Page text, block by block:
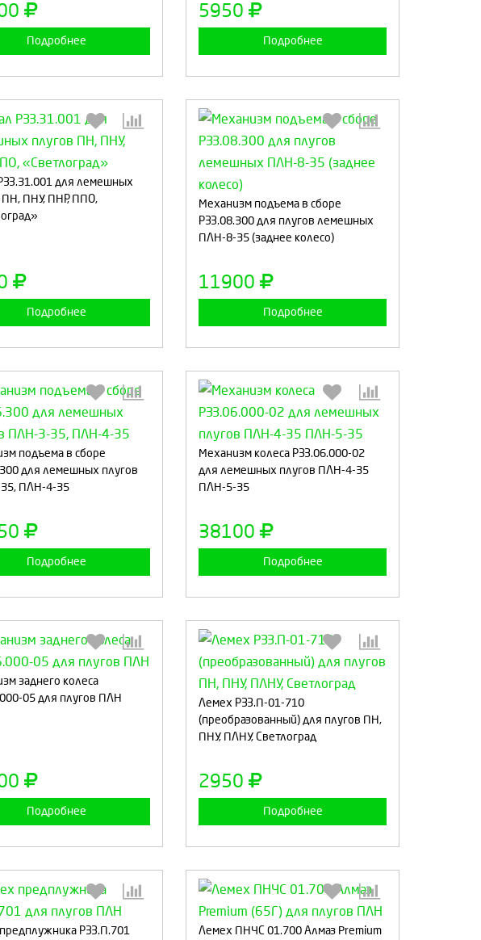
Подробнее
5950
Подробнее
для лемешных
ПН, ПНУ, ПНР, ППО,
Подробнее
количество:
Механизм подъема в сборе
РЗЗ.08.300 для плугов лемешных
ПЛН-8-35 (заднее колесо)
11900
Подробнее
Выберите количество:
подъема в сборе
для лемешных плугов
ПЛН-4-35
Подробнее
количество:
Механизм колеса РЗЗ.06.000-02
для лемешных плугов ПЛН-4-35
ПЛН-5-35
38100
Подробнее
Выберите количество:
заднего колеса
05 для плугов ПЛН
Подробнее
количество:
Лемех РЗЗ.П-01-710
(преобразованный) для плугов ПН,
ПНУ, ПЛНУ, Светлоград
2950
Подробнее
Выберите количество:
РЗЗ.П.701
количество:
Лемех ПНЧС 01.700 Алмаз Premium
Выберите количество: